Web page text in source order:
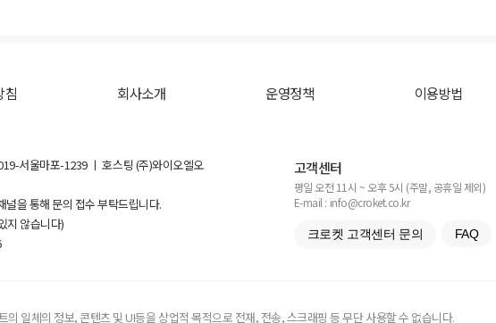
침 회사소개 운영정책 이용방법
서울마포-1239 ㅣ 호스팅 (주)와이오엘오
을 통해 문의 접수 부탁드립니다.
지 않습니다)
고객센터
평일 오전 11시 ~ 오후 5시 (주말, 공휴일 제외)
E-mail : info@croket.co.kr
크로켓 고객센터 문의 FAQ
일체의 정보, 콘텐츠 및 UI등을 상업적 목적으로 전재, 전송, 스크래핑 등 무단 사용할 수 없습니다.